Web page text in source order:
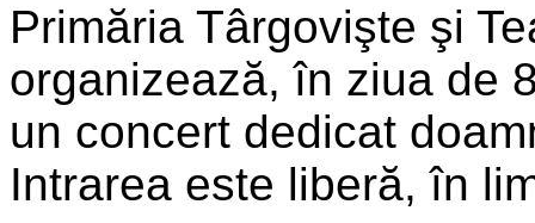
Primăria Târgovişte şi
organizează, în ziua de
un concert dedicat
Intrarea este liberă, în